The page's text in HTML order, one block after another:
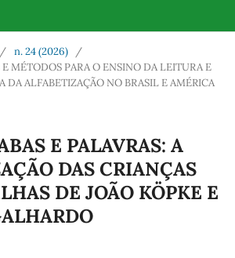
/ n. 24 (2026)
/
MÉTODOS PARA O ENSINO DA LEITURA E
DA ALFABETIZAÇÃO NO BRASIL E AMÉRICA
E PALAVRAS: A
DAS CRIANÇAS
DE JOÃO KÖPKE E